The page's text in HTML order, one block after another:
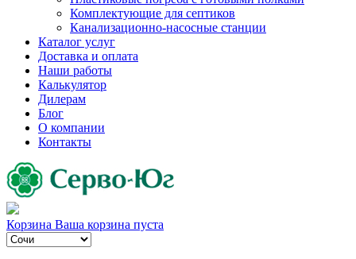
Комплектующие для септиков
Канализационно-насосные станции
Каталог услуг
Доставка и оплата
Наши работы
Калькулятор
Дилерам
Блог
О компании
Контакты
Корзина Ваша корзина пуста